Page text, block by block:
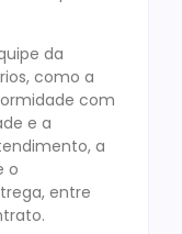
da
como a
com
e a
a
o
entre